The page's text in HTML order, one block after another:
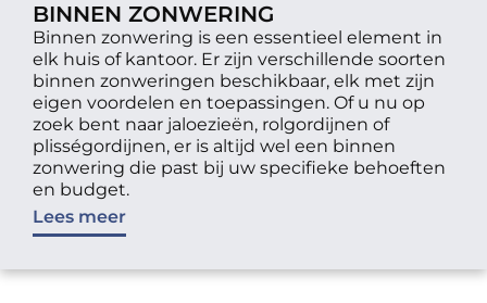
BINNEN ZONWERING
Binnen zonwering is een essentieel element in
elk huis of kantoor. Er zijn verschillende soorten
binnen zonweringen beschikbaar, elk met zijn
eigen voordelen en toepassingen. Of u nu op
zoek bent naar jaloezieën, rolgordijnen of
plisségordijnen, er is altijd wel een binnen
zonwering die past bij uw specifieke behoeften
en budget.
Lees meer